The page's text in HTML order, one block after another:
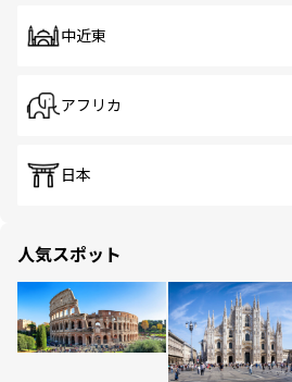
中近東
アフリカ
日本
人気スポット